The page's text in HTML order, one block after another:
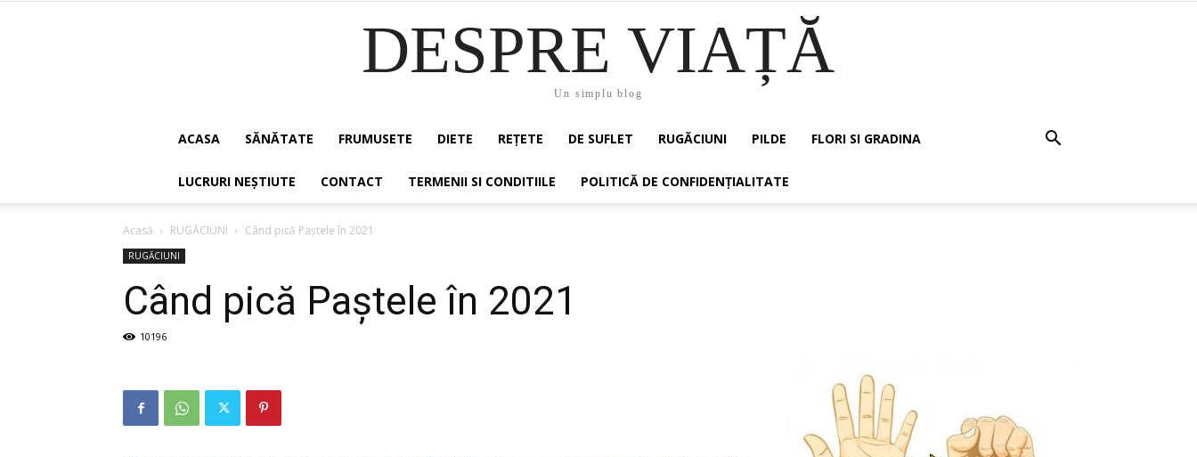
DESPRE VIAȚĂ
Un simplu blog
ACASA SĂNĂTATE FRUMUSETE DIETE REȚETE DE SUFLET RUGĂCIUNI PILDE FLORI SI GRADINA
LUCRURI NEȘTIUTE CONTACT TERMENII SI CONDITIILE POLITICĂ DE CONFIDENȚIALITATE
Acasă RUGĂCIUNI Când pică Paștele în 2021
RUGĂCIUNI
Când pică Paștele în 2021
10196